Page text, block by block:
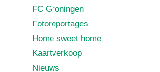
FC Groningen
Fotoreportages
Home sweet home
Kaartverkoop
Nieuws